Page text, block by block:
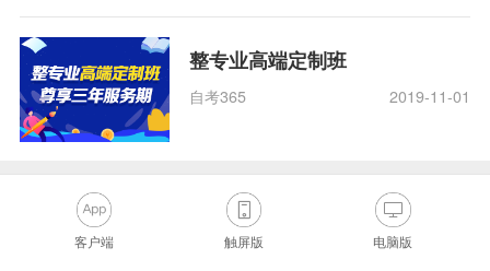
整专业高端定制班
自考365 2019-11-01
客户端 触屏版 电脑版